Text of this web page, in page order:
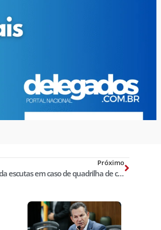
Próximo
STJ valida escutas em caso de quadrilha de caça-níqueis